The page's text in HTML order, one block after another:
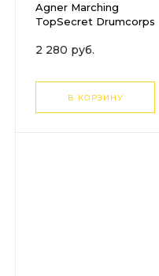
Agner Marching
TopSecret Drumcorps
2 280 руб.
В КОРЗИНУ